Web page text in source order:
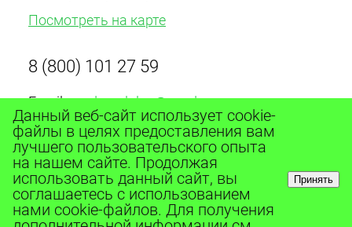
Посмотреть на карте
8 (800) 101 27 59
Email:madamxlplus@yandex.ru
График работы с 10:00 до 20:00 ежедневно
Данный веб-сайт использует cookie-
файлы в целях предоставления вам
лучшего пользовательского опыта
на нашем сайте. Продолжая
использовать данный сайт, вы
соглашаетесь с использованием
нами cookie-файлов. Для получения
Принять